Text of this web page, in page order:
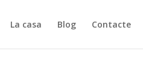
La casa Blog Contacte